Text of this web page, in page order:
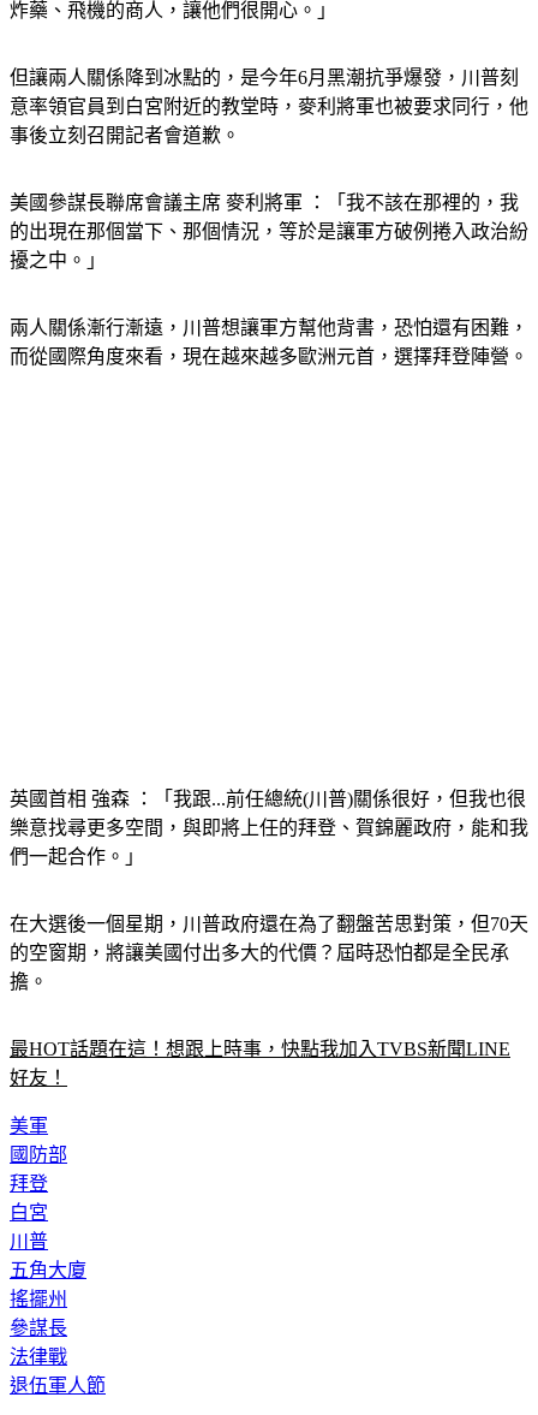
炸藥、飛機的商人，讓他們很開心。」
但讓兩人關係降到冰點的，是今年6月黑潮抗爭爆發，川普刻
意率領官員到白宮附近的教堂時，麥利將軍也被要求同行，他
事後立刻召開記者會道歉。
美國參謀長聯席會議主席 麥利將軍 ：「我不該在那裡的，我
的出現在那個當下、那個情況，等於是讓軍方破例捲入政治紛
擾之中。」
兩人關係漸行漸遠，川普想讓軍方幫他背書，恐怕還有困難，
而從國際角度來看，現在越來越多歐洲元首，選擇拜登陣營。
英國首相 強森 ：「我跟...前任總統(川普)關係很好，但我也很
樂意找尋更多空間，與即將上任的拜登、賀錦麗政府，能和我
們一起合作。」
在大選後一個星期，川普政府還在為了翻盤苦思對策，但70天
的空窗期，將讓美國付出多大的代價？屆時恐怕都是全民承
擔。
最HOT話題在這！想跟上時事，快點我加入TVBS新聞LINE
好友！
美軍
國防部
拜登
白宮
川普
五角大廈
搖擺州
參謀長
法律戰
退伍軍人節